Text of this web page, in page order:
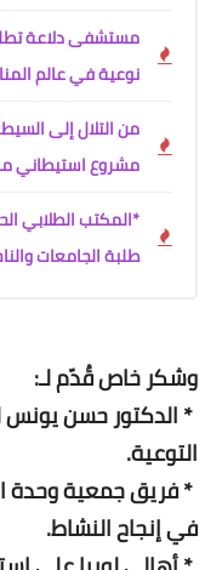
نوعية في عالم
من التلال إلى
مشروع استيطاني
*المكتب الطلابي
طلبة الجامعات
وشكر خاص قُدّم لـ:
* الدكتور حسن يونس
التوعية.
* فريق جمعية وحدة
في إنجاح النشاط.